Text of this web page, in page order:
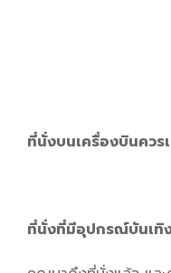
ที่นั่งบนเครื่องบินควร
ที่นั่งที่มีอุปกรณ์บันเทิ